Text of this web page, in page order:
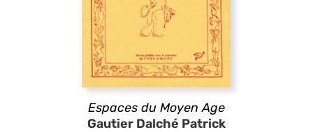
Espaces du Moyen Age
Gautier Dalché Patrick